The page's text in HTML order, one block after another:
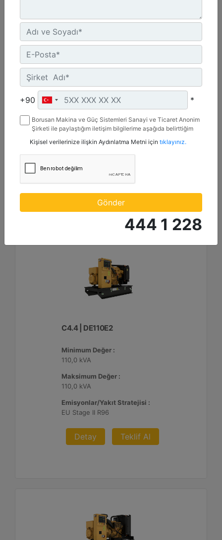
C4.4 | DE88E0
Minimum Değer :
88 kVA
Maksimum Değer :
88 kVA
Detay Teklif Al
C4.4 | DE110E2
Minimum Değer :
110,0 kVA
Maksimum Değer :
110,0 kVA
Emisyonlar/Yakıt Stratejisi :
EU Stage II R96
Detay Teklif Al
+90 *
Borusan Makina ve Güç Sistemleri Sanayi ve Ticaret Anonim
Şirketi ile paylaştığım iletişim bilgilerime aşağıda belirttiğim
mesaj gönderilmesine izin veriyorum.
Kişisel verilerinize ilişkin Aydınlatma Metni için tıklayınız.
Gönder
444 1 228